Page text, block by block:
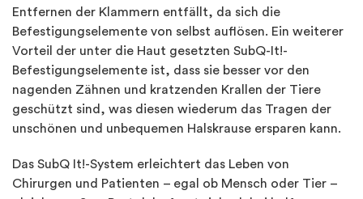
Entfernen der Klammern entfällt, da sich die
Befestigungselemente von selbst auflösen. Ein weiterer
Vorteil der unter die Haut gesetzten SubQ-It!-
Befestigungselemente ist, dass sie besser vor den
nagenden Zähnen und kratzenden Krallen der Tiere
geschützt sind, was diesen wiederum das Tragen der
unschönen und unbequemen Halskrause ersparen kann.
Das SubQ It!-System erleichtert das Leben von
Chirurgen und Patienten – egal ob Mensch oder Tier –